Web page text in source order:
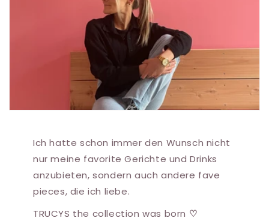
Ich hatte schon immer den Wunsch nicht
nur meine favorite Gerichte und Drinks
anzubieten, sondern auch andere fave
pieces, die ich liebe.
TRUCYS the collection was born ♡